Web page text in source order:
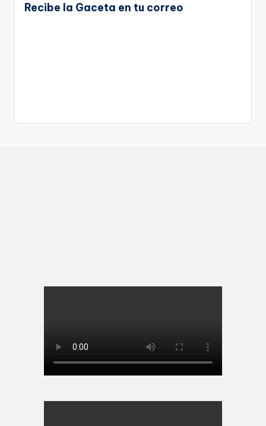
Recibe la Gaceta en tu correo